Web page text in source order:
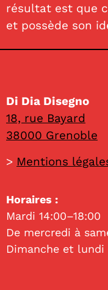
résultat est que
et possède son
Di Dia Disegno
18, rue Bayard
38000 Grenoble
> Mentions
Horaires :
Mardi 14:00–18:00
De mercredi à
Dimanche et lundi